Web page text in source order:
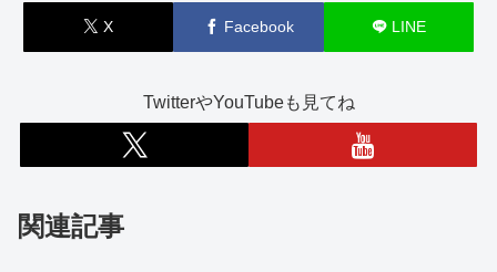
X Facebook LINE
TwitterやYouTubeも見てね
関連記事